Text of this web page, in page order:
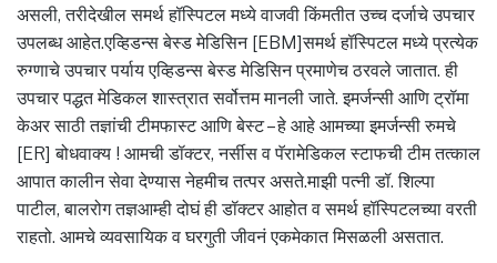
असली, तरीदेखील समर्थ हॉस्पिटल मध्ये वाजवी किंमतीत उच्च दर्जाचे उपचार
उपलब्ध आहेत.एव्हिडन्स बेस्ड मेडिसिन [EBM]समर्थ हॉस्पिटल मध्ये प्रत्येक
रुग्णाचे उपचार पर्याय एव्हिडन्स बेस्ड मेडिसिन प्रमाणेच ठरवले जातात. ही
उपचार पद्धत मेडिकल शास्त्रात सर्वोत्तम मानली जाते. इमर्जन्सी आणि ट्रॉमा
केअर साठी तज्ञांची टीमफास्ट आणि बेस्ट – हे आहे आमच्या इमर्जन्सी रुमचे
[ER] बोधवाक्य ! आमची डॉक्टर, नर्सीस व पॅरामेडिकल स्टाफची टीम तत्काल
आपात कालीन सेवा देण्यास नेहमीच तत्पर असते.माझी पत्नी डॉ. शिल्पा
पाटील, बालरोग तज्ञआम्ही दोघं ही डॉक्टर आहोत व समर्थ हॉस्पिटलच्या वरती
राहतो. आमचे व्यवसायिक व घरगुती जीवनं एकमेकात मिसळली असतात.